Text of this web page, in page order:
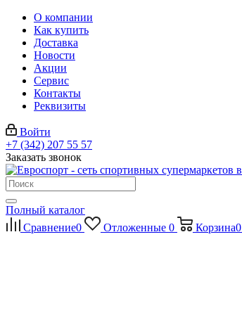
О компании
Как купить
Доставка
Новости
Акции
Сервис
Контакты
Реквизиты
Войти
+7 (342) 207 55 57
Заказать звонок
Полный каталог
Сравнение0 Отложенные 0 Корзина0